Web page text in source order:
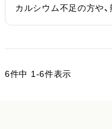
カルシウム不足の方や
6件中 1-6件表示